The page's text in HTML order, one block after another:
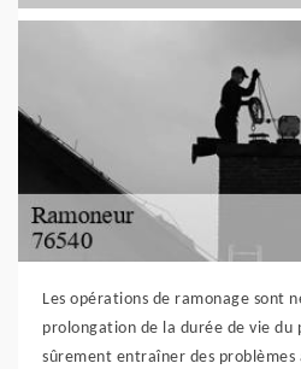
Les opérations de ramonage sont
prolongation de la durée de vie du
sûrement entraîner des problèmes